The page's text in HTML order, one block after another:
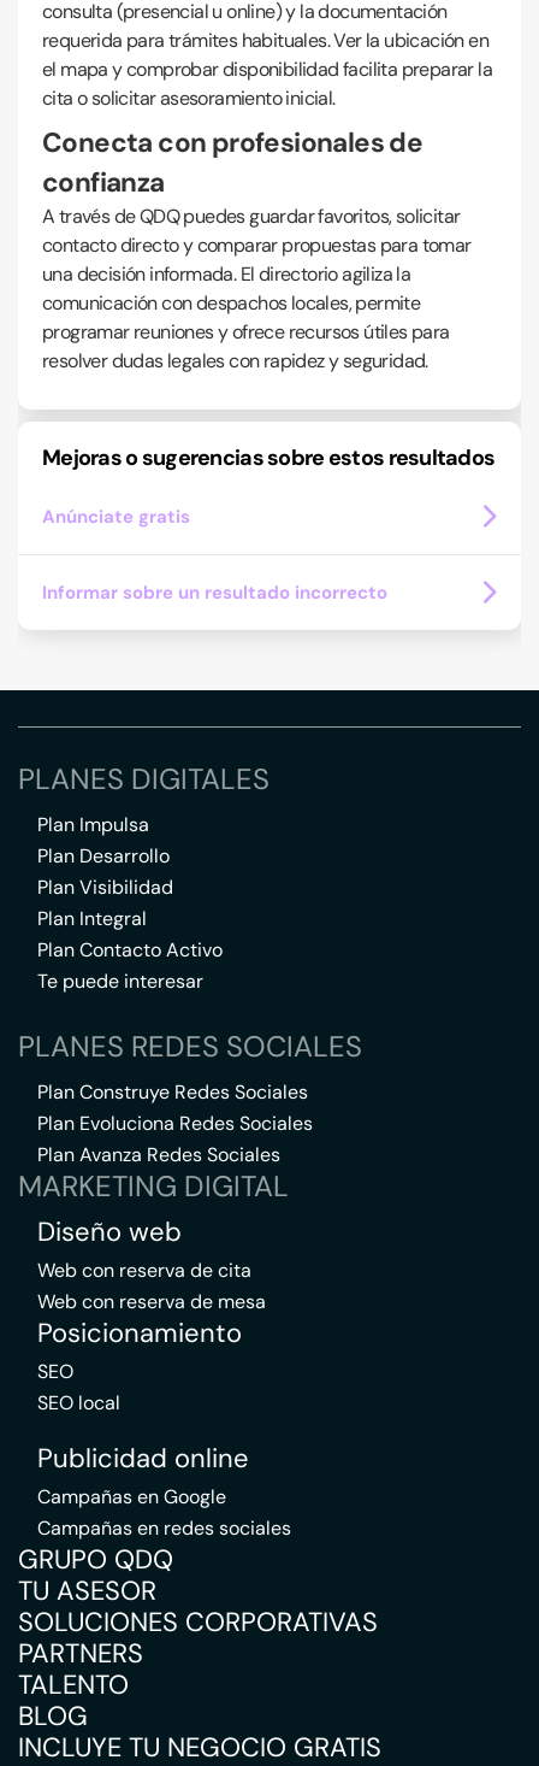
consulta (presencial u online) y la documentación
requerida para trámites habituales. Ver la ubicación en
el mapa y comprobar disponibilidad facilita preparar la
cita o solicitar asesoramiento inicial.
Conecta con profesionales de
confianza
A través de QDQ puedes guardar favoritos, solicitar
contacto directo y comparar propuestas para tomar
una decisión informada. El directorio agiliza la
comunicación con despachos locales, permite
programar reuniones y ofrece recursos útiles para
resolver dudas legales con rapidez y seguridad.
Mejoras o sugerencias sobre estos resultados
Anúnciate gratis
Informar sobre un resultado incorrecto
PLANES DIGITALES
Plan Impulsa
Plan Desarrollo
Plan Visibilidad
Plan Integral
Plan Contacto Activo
Te puede interesar
PLANES REDES SOCIALES
Plan Construye Redes Sociales
Plan Evoluciona Redes Sociales
Plan Avanza Redes Sociales
MARKETING DIGITAL
Diseño web
Web con reserva de cita
Web con reserva de mesa
Posicionamiento
SEO
SEO local
Publicidad online
Campañas en Google
Campañas en redes sociales
GRUPO QDQ
TU ASESOR
SOLUCIONES CORPORATIVAS
PARTNERS
TALENTO
BLOG
INCLUYE TU NEGOCIO GRATIS